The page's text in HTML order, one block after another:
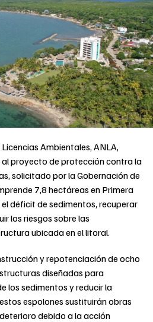
Ambientales, ANLA,
proyecto de protección contra la
solicitado por la Gobernación de
7,8 hectáreas en Primera
déficit de sedimentos, recuperar
los riesgos sobre las
ubicada en el litoral.
y repotenciación de ocho
diseñadas para
los sedimentos y reducir la
espolones sustituirán obras
debido a la acción